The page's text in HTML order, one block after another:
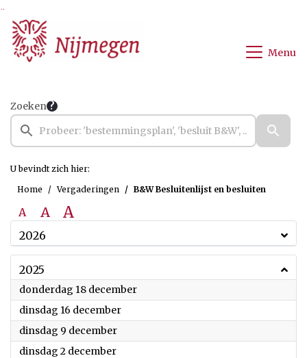
Menu
Zoeken
U bevindt zich hier:
Home
Vergaderingen B&W Besluitenlijst en besluiten
A A A
2026
2025
donderdag 18 december2025
dinsdag 16 december2025
dinsdag 9 december2025
dinsdag 2 december2025